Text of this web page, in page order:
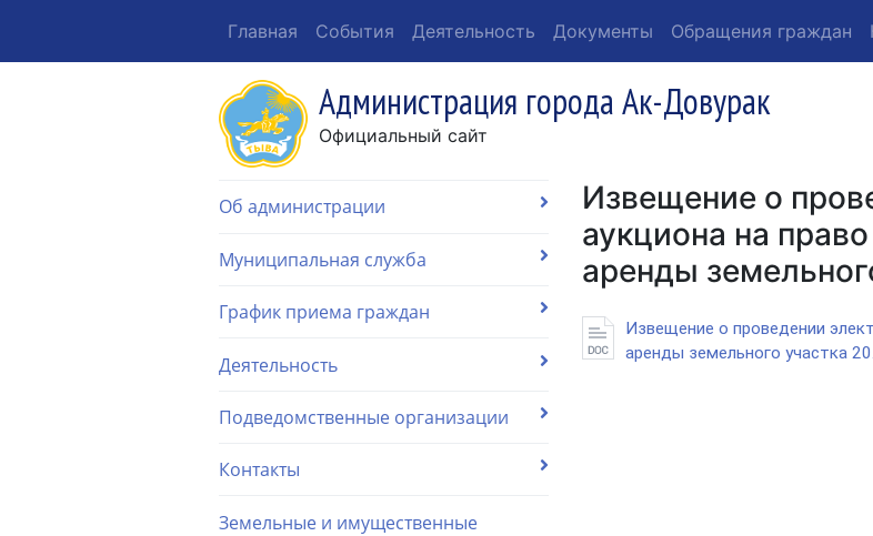
Главная События Деятельность Документы Обращения граждан
Администрация города Ак-Довурак
Официальный сайт
Об администрации
Муниципальная служба
График приема граждан
Деятельность
Подведомственные организации
Контакты
Земельные и имущественные
Извещение о
аукциона на
аренды
Извещение о проведении
аренды земельного участка